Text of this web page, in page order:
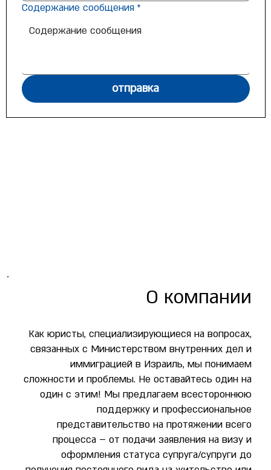
О компании
Как юристы, специализирующиеся на вопросах,
связанных с Министерством внутренних дел и
иммиграцией в Израиль, мы понимаем
сложности и проблемы. Не оставайтесь один на
один с этим! Мы предлагаем всестороннюю
поддержку и профессиональное
представительство на протяжении всего
процесса – от подачи заявления на визу и
оформления статуса супруга/супруги до
Содержание сообщения *
отправка